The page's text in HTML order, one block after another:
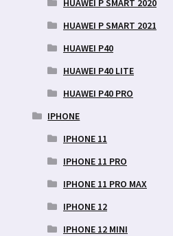
HUAWEI P SMART 2021
HUAWEI P40
HUAWEI P40 LITE
HUAWEI P40 PRO
IPHONE
IPHONE 11
IPHONE 11 PRO
IPHONE 11 PRO MAX
IPHONE 12
IPHONE 12 MINI